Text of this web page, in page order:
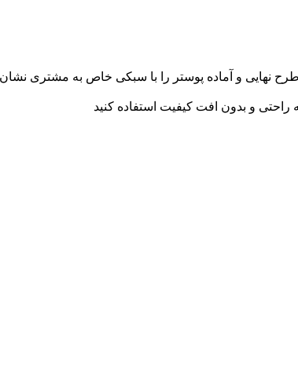
نهایی و آماده پوستر را با سبکی خاص به مشتری